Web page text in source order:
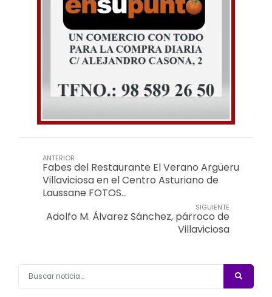
ANTERIOR
Fabes del Restaurante El Verano Argüeru
Villaviciosa en el Centro Asturiano de
Laussane FOTOS…
SIGUIENTE
Adolfo M. Álvarez Sánchez, párroco de
Villaviciosa